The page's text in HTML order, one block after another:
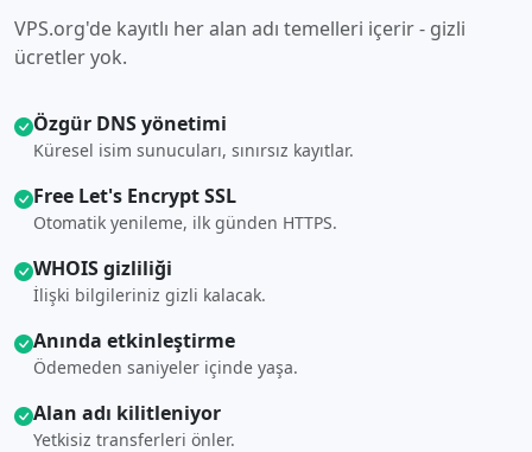
VPS.org'de kayıtlı her alan adı temelleri içerir - gizli
ücretler yok.
Özgür DNS yönetimi
Küresel isim sunucuları, sınırsız kayıtlar.
Free Let's Encrypt SSL
Otomatik yenileme, ilk günden HTTPS.
WHOIS gizliliği
İlişki bilgileriniz gizli kalacak.
Anında etkinleştirme
Ödemeden saniyeler içinde yaşa.
Alan adı kilitleniyor
Yetkisiz transferleri önler.